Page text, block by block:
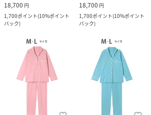
18,700 円
1,700ポイント(10%ポイント
バック)
18,700 円
1,700ポイント(10%ポイント
バック)